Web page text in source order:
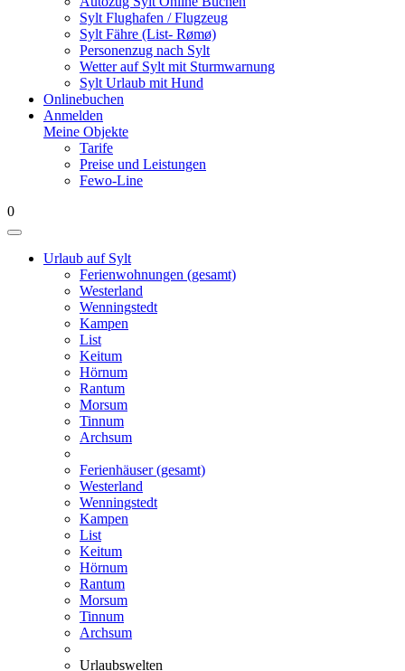
Sylt Flughafen / Flugzeug
Sylt Fähre (List- Rømø)
Personenzug nach Sylt
Wetter auf Sylt mit Sturmwarnung
Sylt Urlaub mit Hund
Onlinebuchen
Anmelden
Meine Objekte
Tarife
Preise und Leistungen
Fewo-Line
0
Urlaub auf Sylt
Ferienwohnungen (gesamt)
Westerland
Wenningstedt
Kampen
List
Keitum
Hörnum
Rantum
Morsum
Tinnum
Archsum
Ferienhäuser (gesamt)
Westerland
Wenningstedt
Kampen
List
Keitum
Hörnum
Rantum
Morsum
Tinnum
Archsum
Urlaubswelten